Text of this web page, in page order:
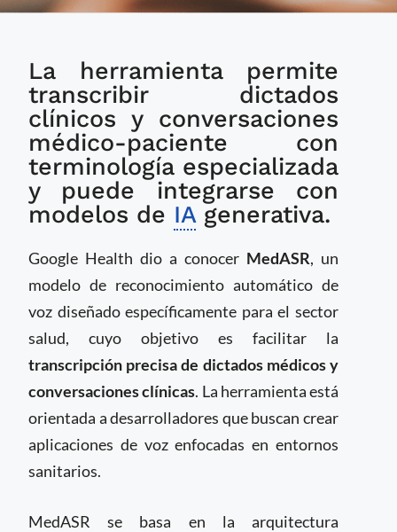
MedASR, un modelo
de reconocimiento de
voz especializado en
el ámbito médico
La herramienta permite
transcribir dictados
clínicos y conversaciones
médico-paciente con
terminología especializada
y puede integrarse con
modelos de IAgenerativa.
Google Health dio a conocer MedASR, un
modelo de reconocimiento automático de
voz diseñado específicamente para el sector
salud, cuyo objetivo es facilitar la
transcripción precisa de dictados médicos y
conversaciones clínicas. La herramienta está
orientada a desarrolladores que buscan crear
aplicaciones de voz enfocadas en entornos
sanitarios.
MedASR se basa en la arquitectura